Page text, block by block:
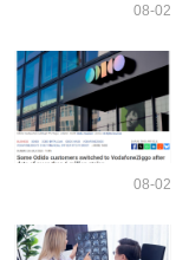
08-02
08-02